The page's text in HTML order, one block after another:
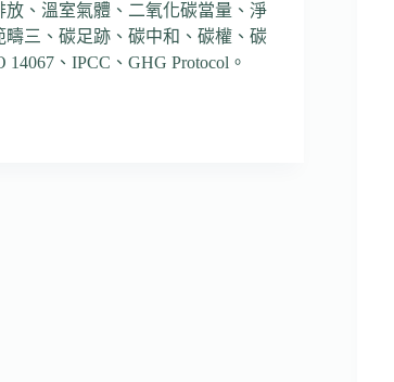
、溫室氣體、二氧化碳當量、淨
三、碳足跡、碳中和、碳權、碳
、IPCC、GHG Protocol。